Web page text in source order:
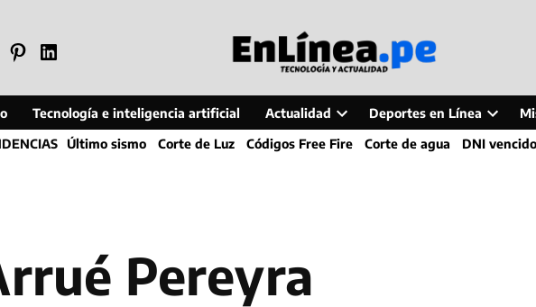
PinterestLinkedin
Tecnología e inteligencia artificial Actualidad
Open
dropdown
Deportes en Línea
Open
dropdown
Último sismo Corte de Luz Códigos Free Fire Corte de agua DNI vencido
Pereyra